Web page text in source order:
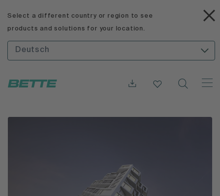
Select a different country or region to see
products and solutions for your location.
Deutsch